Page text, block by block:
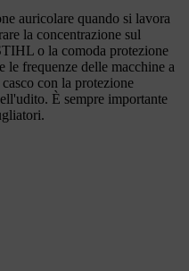
auricolare quando si lavora
la concentrazione sul
o la comoda protezione
le frequenze delle macchine a
con la protezione
È sempre importante